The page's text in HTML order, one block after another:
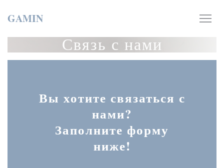
GAMIN
Связь с нами
Вы хотите связаться с
нами?
Заполните форму
ниже!